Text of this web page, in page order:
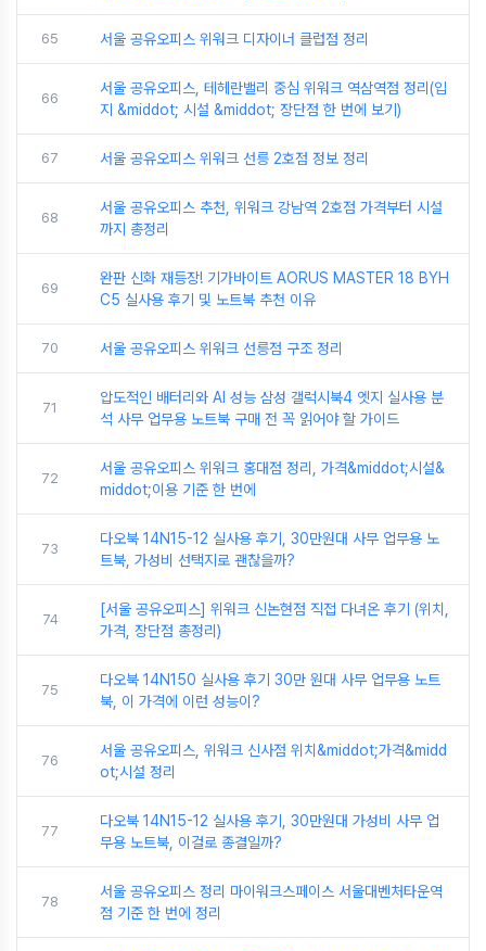
65 서울 공유오피스 위워크 디자이너 클럽점 정리
66
서울 공유오피스, 테헤란밸리 중심 위워크 역삼역점 정리(입
지 &middot; 시설 &middot; 장단점 한 번에 보기)
67 서울 공유오피스 위워크 선릉 2호점 정보 정리
68
서울 공유오피스 추천, 위워크 강남역 2호점 가격부터 시설
까지 총정리
69
완판 신화 재등장! 기가바이트 AORUS MASTER 18 BYH
C5 실사용 후기 및 노트북 추천 이유
70 서울 공유오피스 위워크 선릉점 구조 정리
71
압도적인 배터리와 AI 성능 삼성 갤럭시북4 엣지 실사용 분
석 사무 업무용 노트북 구매 전 꼭 읽어야 할 가이드
72
서울 공유오피스 위워크 홍대점 정리, 가격&middot;시설&
middot;이용 기준 한 번에
73
다오북 14N15-12 실사용 후기, 30만원대 사무 업무용 노
트북, 가성비 선택지로 괜찮을까?
74
[서울 공유오피스] 위워크 신논현점 직접 다녀온 후기 (위치,
가격, 장단점 총정리)
75
다오북 14N150 실사용 후기 30만 원대 사무 업무용 노트
북, 이 가격에 이런 성능이?
76
서울 공유오피스, 위워크 신사점 위치&middot;가격&midd
ot;시설 정리
77
다오북 14N15-12 실사용 후기, 30만원대 가성비 사무 업
무용 노트북, 이걸로 종결일까?
78
서울 공유오피스 정리 마이워크스페이스 서울대벤처타운역
점 기준 한 번에 정리